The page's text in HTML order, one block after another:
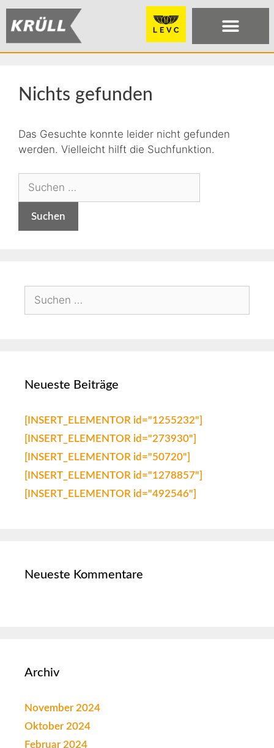
Nichts gefunden
Das Gesuchte konnte leider nicht gefunden
werden. Vielleicht hilft die Suchfunktion.
Neueste Beiträge
[INSERT_ELEMENTOR id="1255232"]
[INSERT_ELEMENTOR id="273930"]
[INSERT_ELEMENTOR id="50720"]
[INSERT_ELEMENTOR id="1278857"]
[INSERT_ELEMENTOR id="492546"]
Neueste Kommentare
Archiv
November 2024
Oktober 2024
Februar 2024